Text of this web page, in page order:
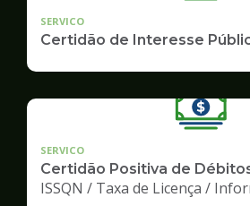
SERVICO
Certidão de Interesse
SERVICO
Certidão Positiva de
ISSQN / Taxa de Licença /